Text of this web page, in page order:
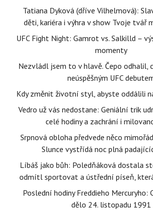
Tatiana Dyková (dříve Vilhelmová):
děti, kariéra i výhra v show Tvoje tvář
UFC Fight Night: Gamrot vs. Salkilld –
momenty
Nezvládl jsem to v hlavě. Čepo odhalil,
neúspěšným UFC
Kdy změnit životní styl, abyste oddálili
Vedro už vás nedostane: Geniální trik
celé hodiny a zachrání i
Srpnová obloha předvede něco
Slunce vystřídá noc plná
Líbáš jako bůh: Poledňáková dostala
odmítl sportovat a ústřední píseň,
Poslední hodiny Freddieho Mercuryho:
dělo 24. listopadu 1991